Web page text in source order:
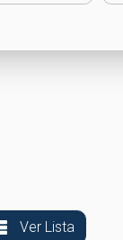
Ver Lista